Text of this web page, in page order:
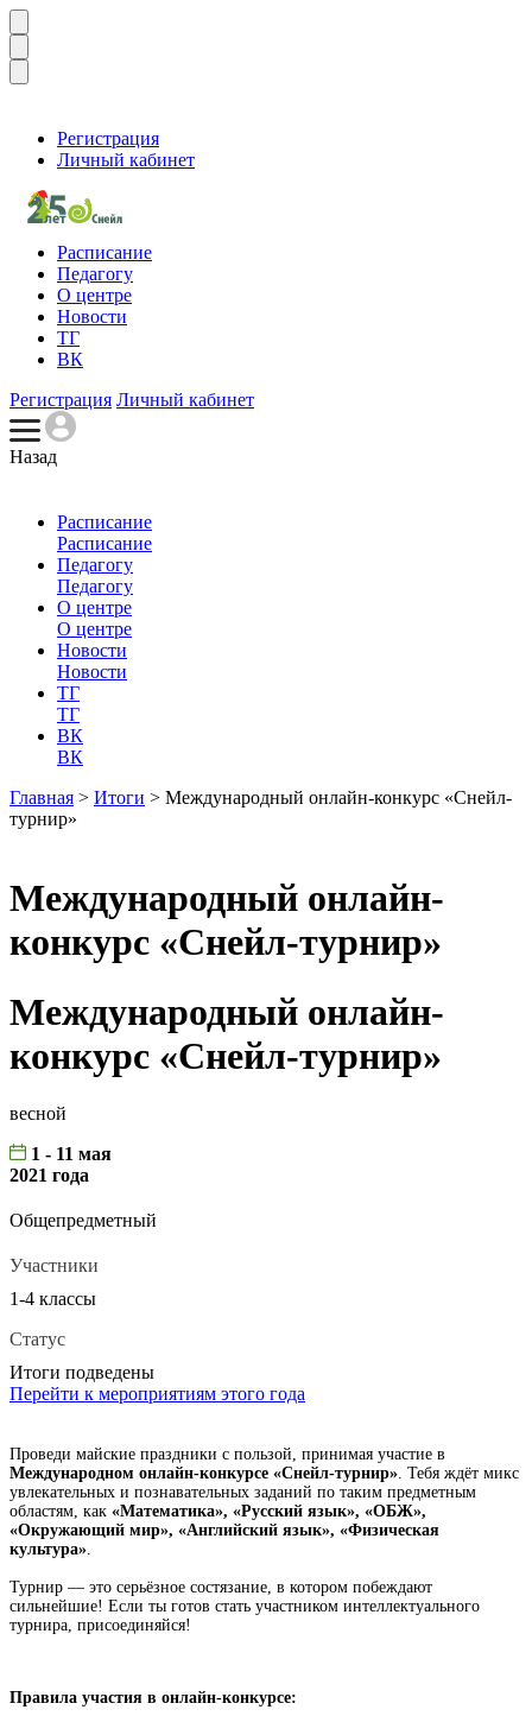
Регистрация
Личный кабинет
Расписание
Педагогу
О центре
Новости
ТГ
ВК
Регистрация Личный кабинет
Назад
Расписание
Расписание
Педагогу
Педагогу
О центре
О центре
Новости
Новости
ТГ
ТГ
ВК
ВК
Главная > Итоги > Международный онлайн-конкурс «Снейл-
турнир»
Международный онлайн-
конкурс «Снейл-турнир»
Международный онлайн-
конкурс «Снейл-турнир»
весной
1 - 11 мая
2021 года
Общепредметный
Участники
1-4 классы
Статус
Итоги подведены
Перейти к мероприятиям этого года
Проведи майские праздники с пользой, принимая участие в
Международном онлайн-конкурсе «Снейл-турнир». Тебя ждёт микс
увлекательных и познавательных заданий по таким предметным
областям, как «Математика», «Русский язык», «ОБЖ»,
«Окружающий мир», «Английский язык», «Физическая
культура».
Турнир — это серьёзное состязание, в котором побеждают
сильнейшие! Если ты готов стать участником интеллектуального
турнира, присоединяйся!
Правила участия в онлайн-конкурсе: